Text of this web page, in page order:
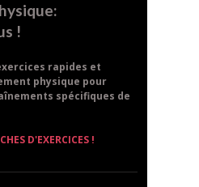
!
rapides et
physique pour
spécifiques de
D'EXERCICES !